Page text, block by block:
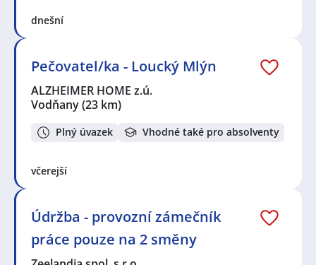
dnešní
Pečovatel/ka - Loucký Mlýn
ALZHEIMER HOME z.ú.
Vodňany(23 km)
Plný úvazek Vhodné také pro absolventy
včerejší
Údržba - provozní zámečník
práce pouze na 2 směny